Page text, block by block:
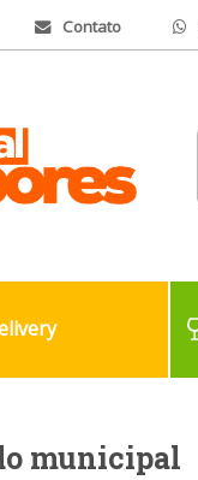
Contato
municipal